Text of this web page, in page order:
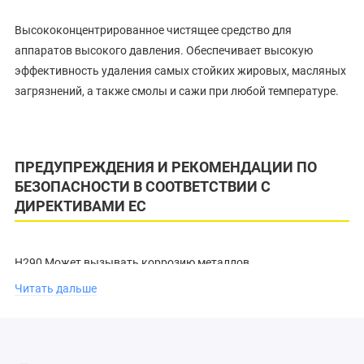
Высококонцентрированное чистящее средство для
аппаратов высокого давления. Обеспечивает высокую
эффективность удаления самых стойких жировых, масляных
загрязнений, а также смолы и сажи при любой температуре.
ПРЕДУПРЕЖДЕНИЯ И РЕКОМЕНДАЦИИ ПО
БЕЗОПАСНОСТИ В СООТВЕТСТВИИ С
ДИРЕКТИВАМИ ЕС
H290 Может вызывать коррозию металлов
H314 Вызывает серьезные ожоги кожи и повреждения глаз
Читать дальше